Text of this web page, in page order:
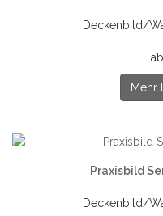
Deckenbild/
Mehr
Praxisbild
Deckenbild/